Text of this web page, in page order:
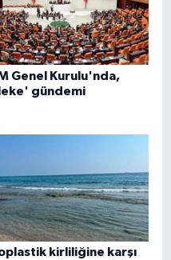
Genel Kurulu'nda,
gündemi
kirliliğine karşı